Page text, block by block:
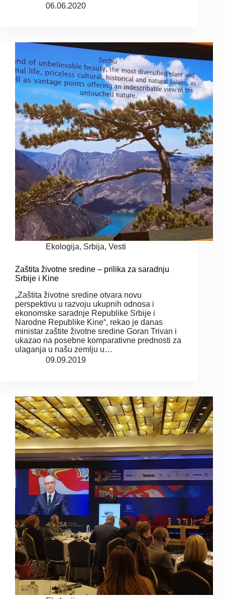
06.06.2020
Ekologija, Srbija, Vesti
Zaštita životne sredine – prilika za saradnju
Srbije i Kine
„Zaštita životne sredine otvara novu
perspektivu u razvoju ukupnih odnosa i
ekonomske saradnje Republike Srbije i
Narodne Republike Kine“, rekao je danas
ministar zaštite životne sredine Goran Trivan i
ukazao na posebne komparativne prednosti za
ulaganja u našu zemlju u…
09.09.2019